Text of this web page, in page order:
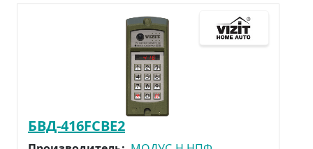
БВД-416FCBE2